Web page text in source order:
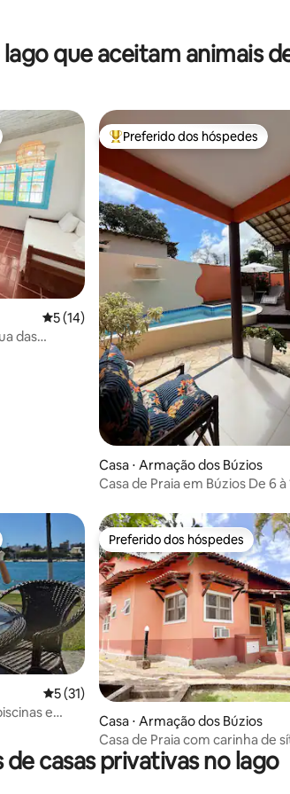
que aceitam animais
dos hóspedes
5 de uma avaliação média de 5, 14
5 (14)
das
Entre os melhores preferidos
Preferido dos hóspedes
Casa ⋅ Armação dos Búzios
Casa de Praia em Búzios De 6 à 10
dos hóspedes
5 de uma avaliação média de 5, 31
5 (31)
e
Preferido dos hóspedes
Preferido dos hóspedes
Casa ⋅ Armação dos Búzios
Casa de Praia com carinha de
de casas privativas no lago